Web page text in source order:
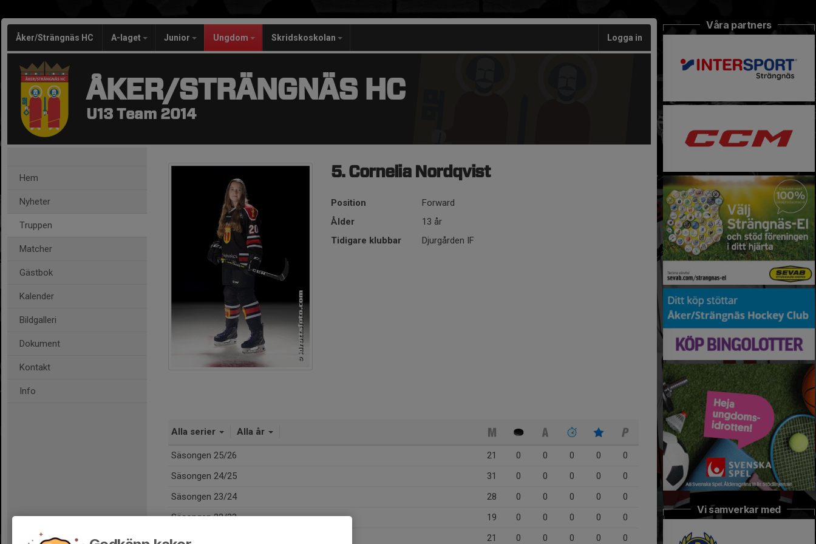
Åker/Strängnäs HC A-laget Junior Ungdom Skridskoskolan Logga in
ÅKER/STRÄNGNÄS HC
U13 Team 2014
Hem
Nyheter
Truppen
Matcher
Gästbok
Kalender
Bildgalleri
Dokument
Kontakt
Info
5. Cornelia Nordqvist
Position
Forward
Ålder
13 år
Tidigare klubbar
Djurgården IF
Alla serier Alla år
Säsongen 25/26 21 0 0 0 0
0
Säsongen 24/25
31 0 0 0 0
0
Säsongen 23/24
28 0 0 0 0
0
Säsongen 22/23
19 0 0 0 0
0
Säsongen 21/22
21 0 0 0 0 0
Våra partners
Vi samverkar med